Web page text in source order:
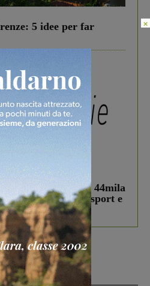
5 idee per far
Smart Cities, oltre 44mila
il bando per lo sport e
×